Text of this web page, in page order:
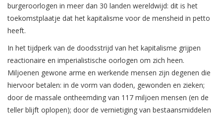
burgeroorlogen in meer dan 30 landen wereldwijd: dit is het
toekomstplaatje dat het kapitalisme voor de mensheid in petto
heeft.
In het tijdperk van de doodsstrijd van het kapitalisme grijpen
reactionaire en imperialistische oorlogen om zich heen.
Miljoenen gewone arme en werkende mensen zijn degenen die
hiervoor betalen: in de vorm van doden, gewonden en zieken;
door de massale ontheemding van 117 miljoen mensen (en de
teller blijft oplopen); door de vernietiging van bestaansmiddelen